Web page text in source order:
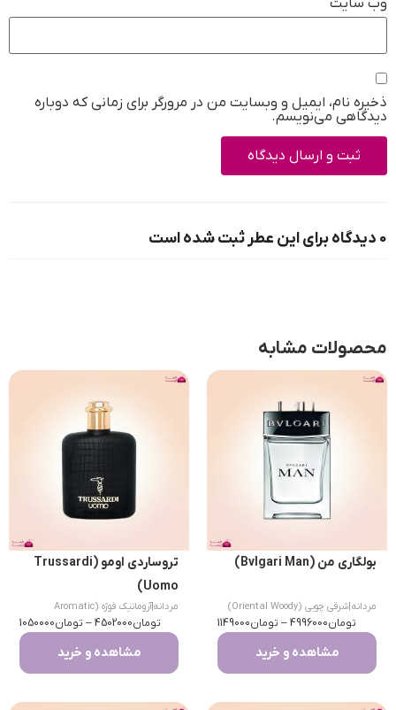
ذخیره نام، ایمیل و وبسایت من در مرورگر برای زمانی که دوباره
دیدگاهی می‌نویسم.
0 دیدگاه برای این عطر ثبت شده است
محصولات مشابه
بولگاری من (Bvlgari Man)
مردانه شرقی چوبی (Oriental Woody)
تومان4996000
– تومان1149000
مشاهده و خرید
تروساردی اومو (Trussardi
Uomo)
مردانه|
آروماتیک فوژه (Aromatic
Fougere)
تومان4502000
– تومان1050000
مشاهده و خرید